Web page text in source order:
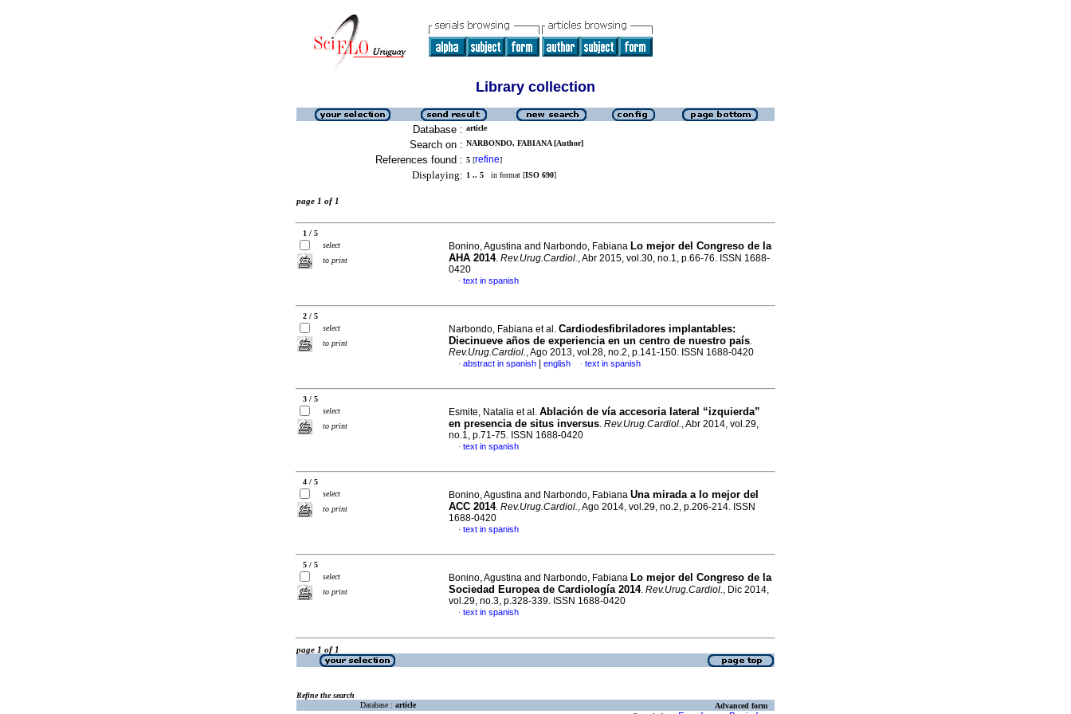
Library collection
Database : article
Search on : NARBONDO, FABIANA [Author]
References found : 5 [refine]
Displaying: 1 .. 5 in format [ISO 690]
page 1 of 1
1 / 5
select
to print
Bonino, Agustina and Narbondo, Fabiana Lo mejor del Congreso de la
AHA 2014. Rev.Urug.Cardiol., Abr 2015, vol.30, no.1, p.66-76. ISSN 1688-
0420
· text in spanish
2 / 5
select
to print
Narbondo, Fabiana et al. Cardiodesfibriladores implantables:
Diecinueve años de experiencia en un centro de nuestro país.
Rev.Urug.Cardiol., Ago 2013, vol.28, no.2, p.141-150. ISSN 1688-0420
· abstract in spanish english · text in spanish
3 / 5
select
to print
Esmite, Natalia et al. Ablación de vía accesoria lateral “izquierda”
en presencia de situs inversus. Rev.Urug.Cardiol., Abr 2014, vol.29,
no.1, p.71-75. ISSN 1688-0420
· text in spanish
4 / 5
select
to print
Bonino, Agustina and Narbondo, Fabiana Una mirada a lo mejor del
ACC 2014. Rev.Urug.Cardiol., Ago 2014, vol.29, no.2, p.206-214. ISSN
1688-0420
· text in spanish
5 / 5
select
to print
Bonino, Agustina and Narbondo, Fabiana Lo mejor del Congreso de la
Sociedad Europea de Cardiología 2014. Rev.Urug.Cardiol., Dic 2014,
vol.29, no.3, p.328-339. ISSN 1688-0420
· text in spanish
page 1 of 1
Refine the search
Database : article Advanced form